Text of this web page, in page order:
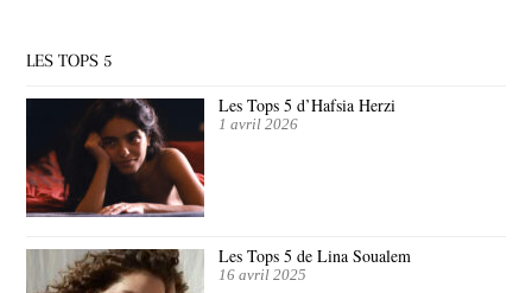
LES TOPS 5
Les Tops 5 d’Hafsia Herzi
1 avril 2026
Les Tops 5 de Lina Soualem
16 avril 2025